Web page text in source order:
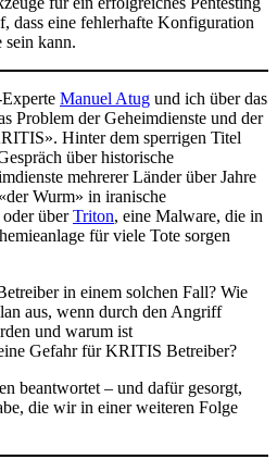
dass eine fehlerhafte Konfiguration
sein kann.
Manuel Atug und ich über das
Problem der Geheimdienste und der
Hinter dem sperrigen Titel
über historische
mehrerer Länder über Jahre
Wurm» in iranische
überTriton, eine Malware, die in
für viele Tote sorgen
in einem solchen Fall? Wie
aus, wenn durch den Angriff
und warum ist
Gefahr für KRITIS Betreiber?
beantwortet – und dafür gesorgt,
die wir in einer weiteren Folge